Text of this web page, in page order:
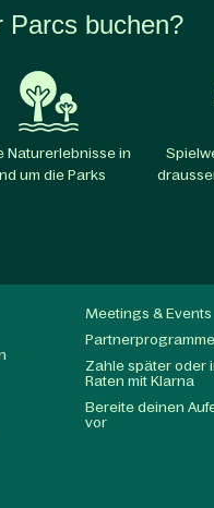
Parcs buchen?
Naturerlebnisse in
um die Parks​
Meetings & Events
Partnerprogramme
Zahle später oder
Raten mit Klarna
Bereite deinen
vor